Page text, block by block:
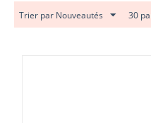
Trier par Nouveautés 30